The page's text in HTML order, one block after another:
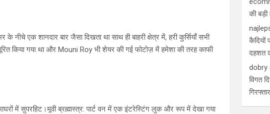
एक शानदार बार जैसा दिखता था साथ ही बाहरी क्षेत्र में, हरी कुर्सियाँ सभी
किया गया था और Mouni Roy भी शेयर की गई फोटोज़ में हमेशा की तरह काफी
में सुपरहिट।मूवी ब्रह्मास्त्र: पार्ट वन में एक इंटरेस्टिंग लुक और रूप में देखा गया
की बड़ी
कैदियों
दहशत
dobry
विगत